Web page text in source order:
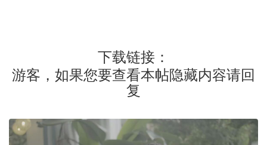
下载链接：
游客，如果您要查看本帖隐藏内容请回
复